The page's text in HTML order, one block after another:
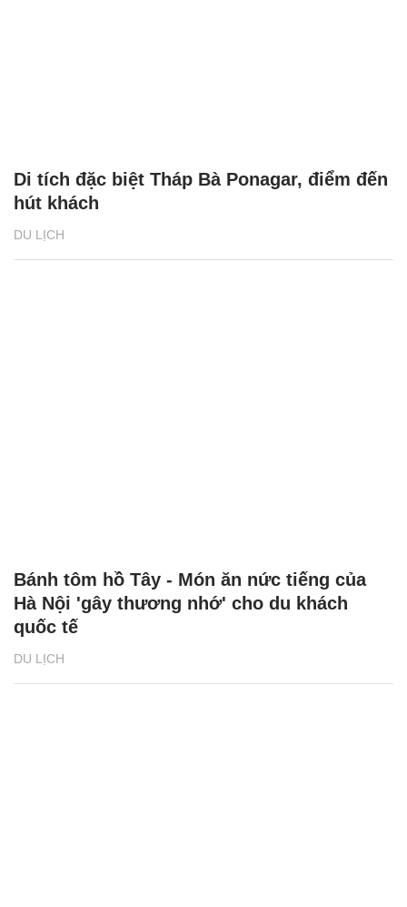
DU LỊCH
Di tích đặc biệt Tháp Bà Ponagar, điểm đến
hút khách
DU LỊCH
Bánh tôm hồ Tây - Món ăn nức tiếng của
Hà Nội 'gây thương nhớ' cho du khách
quốc tế